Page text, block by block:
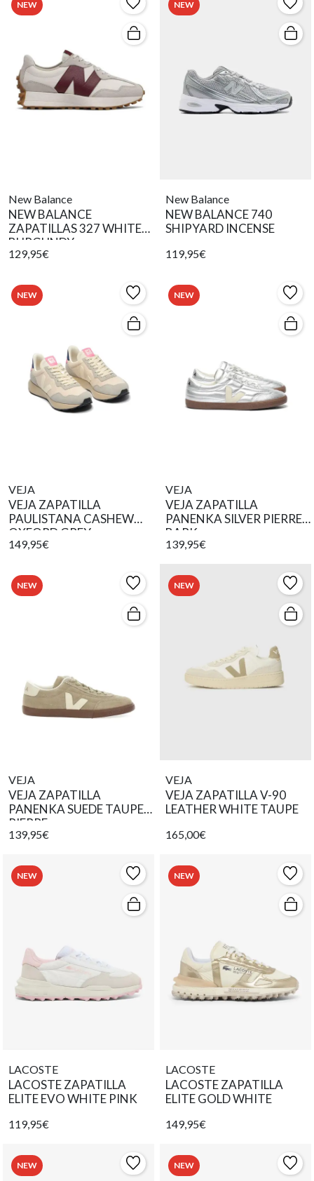
NEW
New Balance
NEW BALANCE
ZAPATILLAS 327 WHITE
BURGUNDY
129,95€
NEW
New Balance
NEW BALANCE 740
SHIPYARD INCENSE
119,95€
NEW
VEJA
VEJA ZAPATILLA
PAULISTANA CASHEW
OXFORD GREY
149,95€
NEW
VEJA
VEJA ZAPATILLA
PANENKA SILVER PIERRE
BARK
139,95€
NEW
VEJA
VEJA ZAPATILLA
PANENKA SUEDE TAUPE
PIERRE
139,95€
NEW
VEJA
VEJA ZAPATILLA V-90
LEATHER WHITE TAUPE
165,00€
NEW
LACOSTE
LACOSTE ZAPATILLA
ELITE EVO WHITE PINK
119,95€
NEW
LACOSTE
LACOSTE ZAPATILLA
ELITE GOLD WHITE
149,95€
NEW NEW